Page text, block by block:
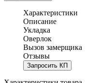
Характеристики
Описание
Укладка
Оверлок
Вызов замерщика
Отзывы
Запросить КП